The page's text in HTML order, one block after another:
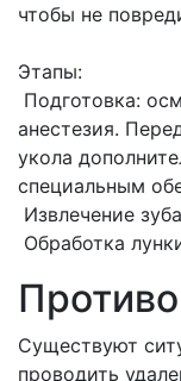
чтобы не
Этапы:
Подготовка:
анестезия.
укола
специальным
Извлечение
Обработка
Существуют
проводить